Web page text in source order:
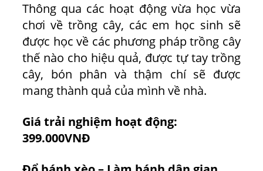
Thông qua các hoạt động vừa học vừa
chơi về trồng cây, các em học sinh sẽ
được học về các phương pháp trồng cây
thế nào cho hiệu quả, được tự tay trồng
cây, bón phân và thậm chí sẽ được
mang thành quả của mình về nhà.
Giá trải nghiệm hoạt động:
399.000VNĐ